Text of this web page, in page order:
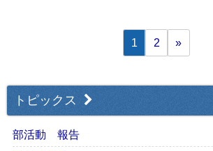
1 2 »
トピックス
部活動 報告